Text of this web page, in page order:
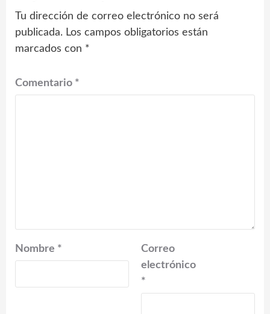
Tu dirección de correo electrónico no será
publicada. Los campos obligatorios están
marcados con *
Comentario *
Nombre *
Correo
electrónico
*